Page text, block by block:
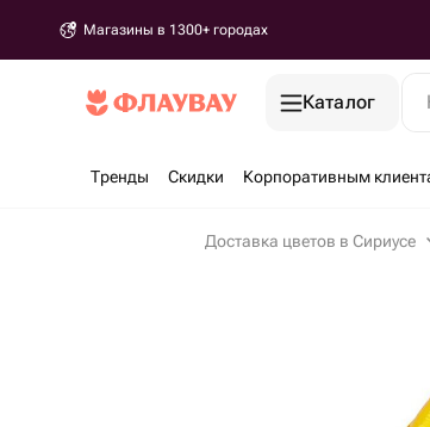
Магазины в 1300+ городах
Каталог
Тренды Скидки Корпоративным
Доставка цветов в Сириусе